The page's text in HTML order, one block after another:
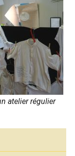
atelier régulier